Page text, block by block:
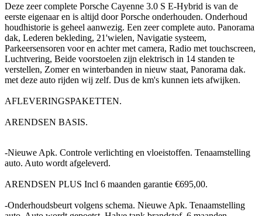
Deze zeer complete Porsche Cayenne 3.0 S E-Hybrid is van de
eerste eigenaar en is altijd door Porsche onderhouden. Onderhoud
houdhistorie is geheel aanwezig. Een zeer complete auto. Panorama
dak, Lederen bekleding, 21'wielen, Navigatie systeem,
Parkeersensoren voor en achter met camera, Radio met touchscreen,
Luchtvering, Beide voorstoelen zijn elektrisch in 14 standen te
verstellen, Zomer en winterbanden in nieuw staat, Panorama dak.
met deze auto rijden wij zelf. Dus de km's kunnen iets afwijken.
AFLEVERINGSPAKETTEN.
ARENDSEN BASIS.
-Nieuwe Apk. Controle verlichting en vloeistoffen. Tenaamstelling
auto. Auto wordt afgeleverd.
ARENDSEN PLUS Incl 6 maanden garantie €695,00.
-Onderhoudsbeurt volgens schema. Nieuwe Apk. Tenaamstelling